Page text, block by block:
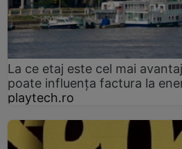
La ce etaj este cel mai
poate influența factura la
playtech.ro